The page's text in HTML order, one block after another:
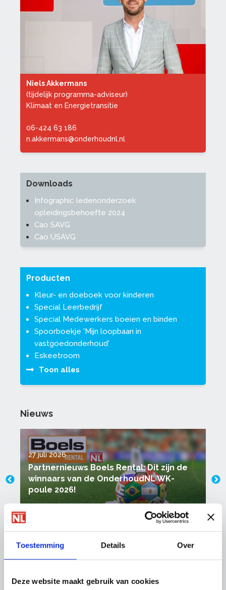
Toestemming Details Over
Deze website maakt gebruik van cookies
Niels Akkermans
(tijdelijk programma-adviseur)
Klimaat en Energietransitie
06-424 63 186
n.akkermans@onderhoudnl.nl
Downloads
Infographic ledenonderzoek
opleidingsbehoefte 2024
Cao SAVG
Cao USAVG
Producten
Kleur- en doeboek voor kinderen
Special Leerbedrijf
Special Medewerkers boeien en binden
Spoorboekje 'Mijn loopbaan in
vastgoedonderhoud'
Eskeetroom
Toon alles
Nieuws
27 juli 2026
Partnernieuws Boels Rental: Dit zijn de
winnaars van de OnderhoudNL WK-
poule 2026!